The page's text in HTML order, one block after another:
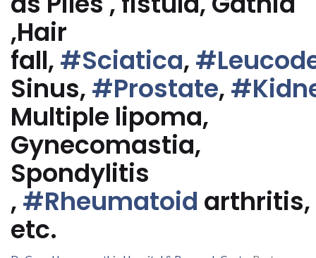
,Hair
fall, #Sciatica,
Sinus, #Prostate,
Multiple lipoma,
Gynecomastia,
Spondylitis
, #Rheumatoid arthritis,
etc.